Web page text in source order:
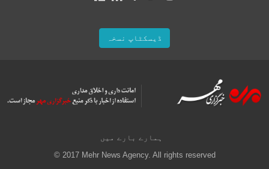
ڈیسکٹاپ نسخہ
ہمارے بارے میں
© 2017 Mehr News Agency. All rights reserved